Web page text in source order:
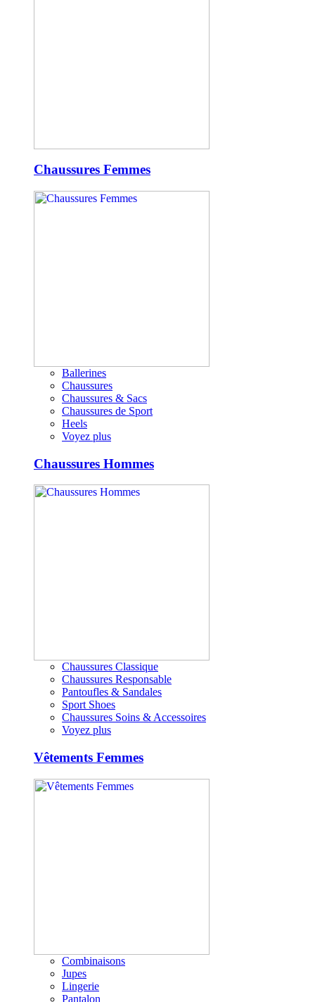
Chaussures Femmes
Ballerines
Chaussures
Chaussures & Sacs
Chaussures de Sport
Heels
Voyez plus
Chaussures Hommes
Chaussures Classique
Chaussures Responsable
Pantoufles & Sandales
Sport Shoes
Chaussures Soins & Accessoires
Voyez plus
Vêtements Femmes
Combinaisons
Jupes
Lingerie
Pantalon